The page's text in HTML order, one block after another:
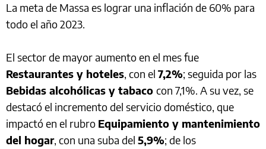
La meta de Massa es lograr una inflación de 60% para
todo el año 2023.
El sector de mayor aumento en el mes fue
Restaurantes y hoteles, con el 7,2%; seguida por las
Bebidas alcohólicas y tabaco con 7,1%. A su vez, se
destacó el incremento del servicio doméstico, que
impactó en el rubro Equipamiento y mantenimiento
del hogar, con una suba del 5,9%; de los